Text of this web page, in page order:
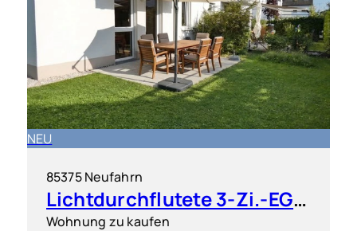
NEU
85375 Neufahrn
Lichtdurchflutete 3-Zi.-EG-Wohnung mit Terrasse und Gartenanteil
Wohnung zu kaufen